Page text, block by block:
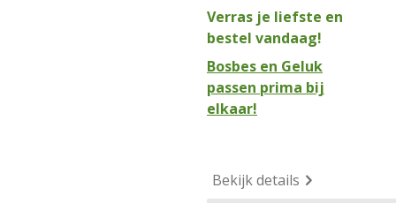
Verras je liefste en
bestel vandaag!
Bosbes en Geluk
passen prima bij
elkaar!
Bekijk details